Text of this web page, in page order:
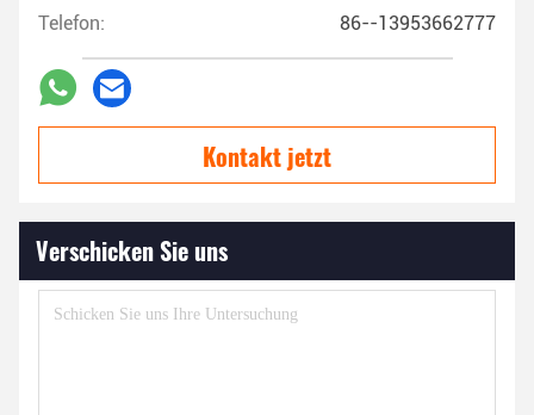
Telefon: 86--13953662777
Kontakt jetzt
Verschicken Sie uns